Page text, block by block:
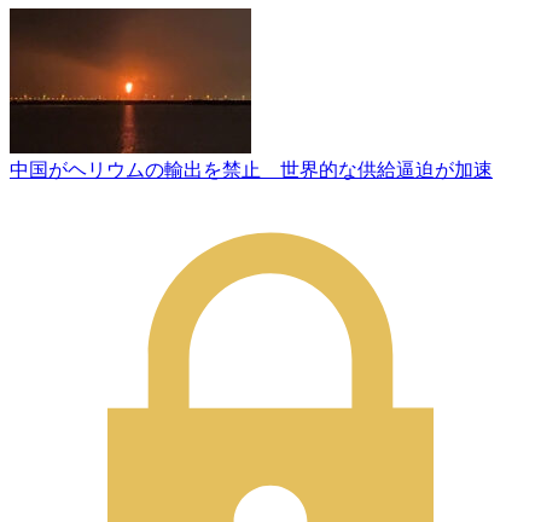
中国がヘリウムの輸出を禁止 世界的な供給逼迫が加速